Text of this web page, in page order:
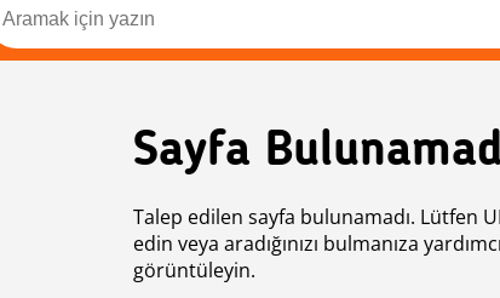
Sayfa
Talep edilen sayfa bulunamadı. Lütfen
edin veya aradığınızı bulmanıza
görüntüleyin.